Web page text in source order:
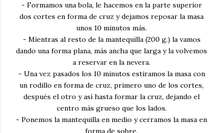
- Formamos una bola, le hacemos en la parte superior
dos cortes en forma de cruz y dejamos reposar la masa
unos 10 minutos más.
- Mientras al resto de la mantequilla (200 g.) la vamos
dando una forma plana, más ancha que larga y la volvemos
a reservar en la nevera.
- Una vez pasados los 10 minutos estiramos la masa con
un rodillo en forma de cruz, primero uno de los cortes,
después el otro y así hasta formar la cruz, dejando el
centro más grueso que los lados.
- Ponemos la mantequilla en medio y cerramos la masa en
forma de sobre.